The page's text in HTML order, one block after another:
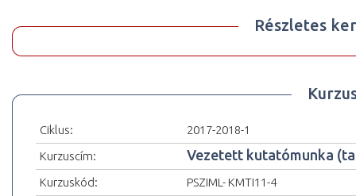
Részletes
Ciklus:
2017-2018-1
Kurzuscím:
Vezetett kutatómunka
Kurzuskód:
PSZIML- KMTI11-4